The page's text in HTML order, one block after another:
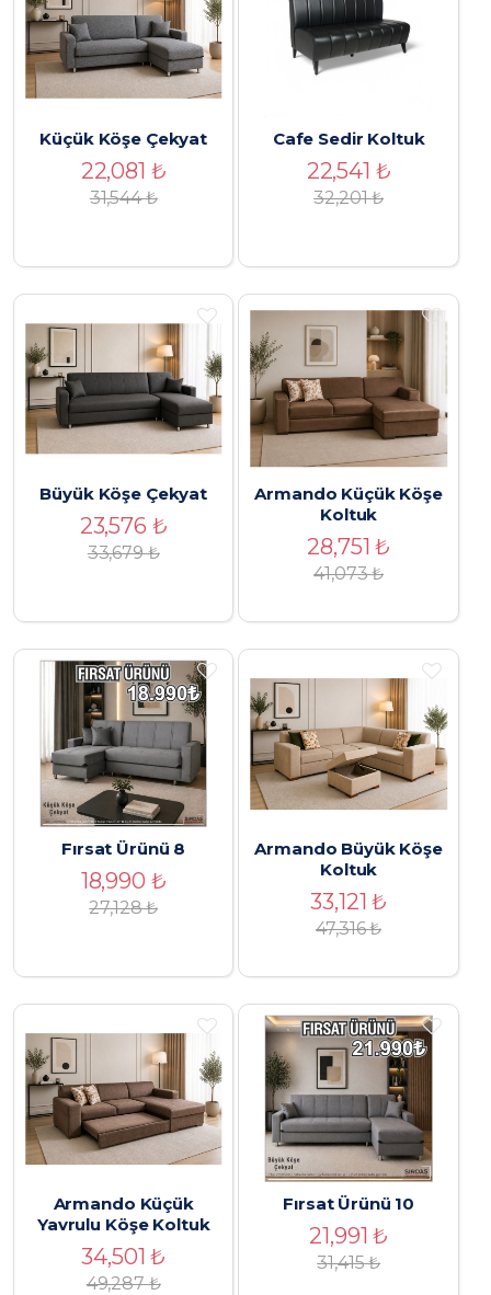
Küçük Köşe Çekyat
22,081 ₺
31,544₺
Cafe Sedir Koltuk
22,541 ₺
32,201₺
Büyük Köşe Çekyat
23,576 ₺
33,679₺
Armando Küçük Köşe
Koltuk
28,751₺
41,073₺
Fırsat Ürünü 8
18,990 ₺
27,128₺
Armando Büyük Köşe
Koltuk
33,121₺
47,316₺
Armando Küçük
Yavrulu Köşe Koltuk
34,501₺
49,287₺
Fırsat Ürünü 10
21,991₺
31,415₺